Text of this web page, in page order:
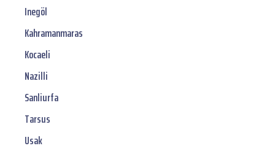
Inegöl
Kahramanmaras
Kocaeli
Nazilli
Sanliurfa
Tarsus
Usak